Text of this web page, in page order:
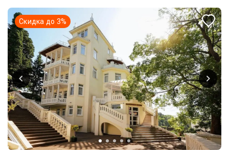
Скидка до 3%